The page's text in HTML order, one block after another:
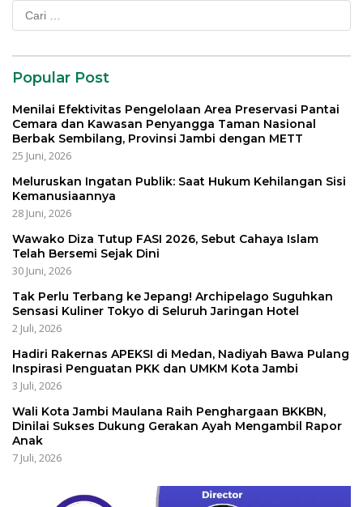
Popular Post
Menilai Efektivitas Pengelolaan Area Preservasi Pantai
Cemara dan Kawasan Penyangga Taman Nasional
Berbak Sembilang, Provinsi Jambi dengan METT
25 Juni, 2026
Meluruskan Ingatan Publik: Saat Hukum Kehilangan Sisi
Kemanusiaannya
28 Juni, 2026
Wawako Diza Tutup FASI 2026, Sebut Cahaya Islam
Telah Bersemi Sejak Dini
30 Juni, 2026
Tak Perlu Terbang ke Jepang! Archipelago Suguhkan
Sensasi Kuliner Tokyo di Seluruh Jaringan Hotel
2 Juli, 2026
Hadiri Rakernas APEKSI di Medan, Nadiyah Bawa Pulang
Inspirasi Penguatan PKK dan UMKM Kota Jambi
3 Juli, 2026
Wali Kota Jambi Maulana Raih Penghargaan BKKBN,
Dinilai Sukses Dukung Gerakan Ayah Mengambil Rapor
Anak
7 Juli, 2026